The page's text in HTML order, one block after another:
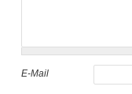
E-Mail